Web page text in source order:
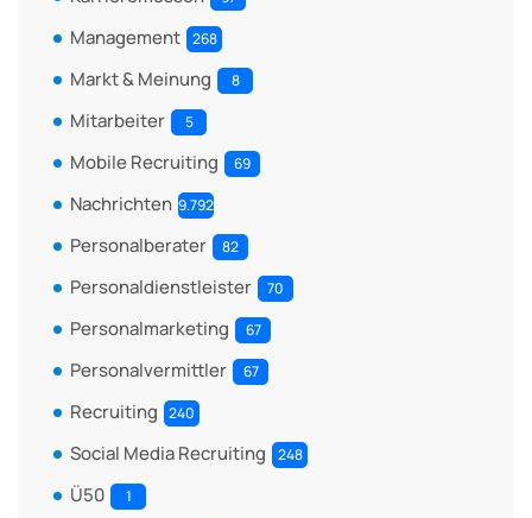
Management 268
Markt & Meinung 8
Mitarbeiter 5
Mobile Recruiting 69
Nachrichten 9.792
Personalberater 82
Personaldienstleister 70
Personalmarketing 67
Personalvermittler 67
Recruiting 240
Social Media Recruiting 248
Ü50 1